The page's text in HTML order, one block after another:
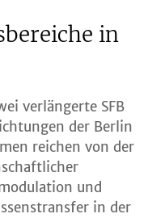
in
verlängerte SFB
der Berlin
reichen von der
und
in der